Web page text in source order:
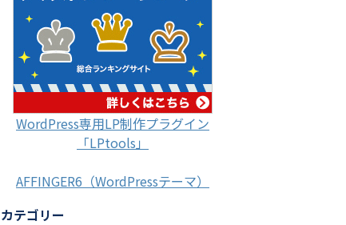
WordPress専用LP制作プラグイン
「LPtools」
AFFINGER6（WordPressテーマ）
カテゴリー